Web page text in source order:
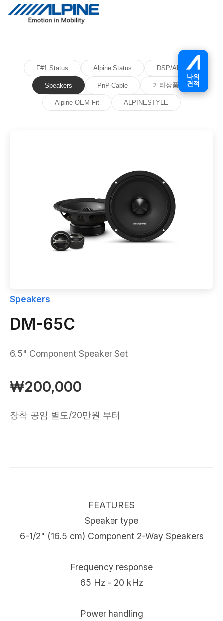
F#1 Status Alpine Status DSP/AMP
Speakers PnP Cable 기타상품
Alpine OEM Fit ALPINESTYLE
Speakers
DM-65C
6.5" Component Speaker Set
₩200,000
장착 공임 별도/20만원 부터
FEATURES
Speaker type
6-1/2" (16.5 cm) Component 2-Way Speakers
Frequency response
65 Hz - 20 kHz
Power handling
나의
견적